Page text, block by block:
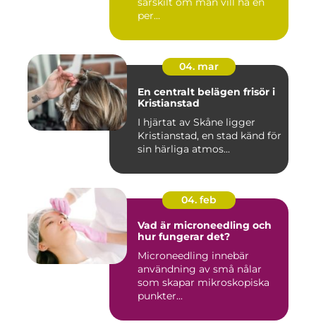
per...
04. mar
En centralt belägen frisör i
Kristianstad
I hjärtat av Skåne ligger
Kristianstad, en stad känd för
sin härliga atmos...
04. feb
Vad är microneedling och
hur fungerar det?
Microneedling innebär
användning av små nålar
som skapar mikroskopiska
punkter...